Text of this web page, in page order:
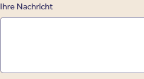
Ihre Nachricht